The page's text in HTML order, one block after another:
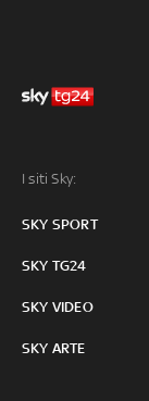
I siti Sky:
SKY SPORT
SKY TG24
SKY VIDEO
SKY ARTE